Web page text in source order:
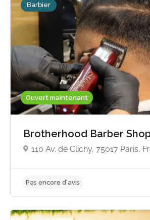
Pas encore d'avis
Ouvert maintenant
Barbier
Brotherhood Barber
110 Av. de Clichy, 75017 Paris,